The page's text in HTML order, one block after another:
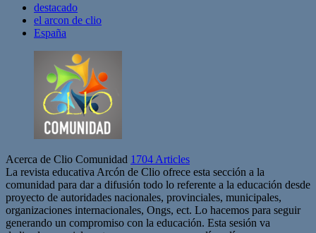
destacado
el arcon de clio
España
Acerca de Clio Comunidad 1704 Articles
La revista educativa Arcón de Clio ofrece esta sección a la
comunidad para dar a difusión todo lo referente a la educación desde
proyecto de autoridades nacionales, provinciales, municipales,
organizaciones internacionales, Ongs, ect. Lo hacemos para seguir
generando un compromiso con la educación. Esta sesión va